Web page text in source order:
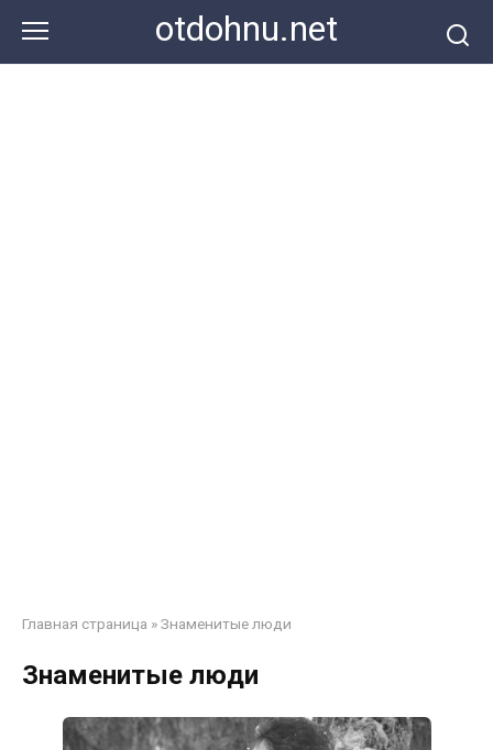
контенту
otdohnu.net
Главная страница »Знаменитые люди
Знаменитые люди